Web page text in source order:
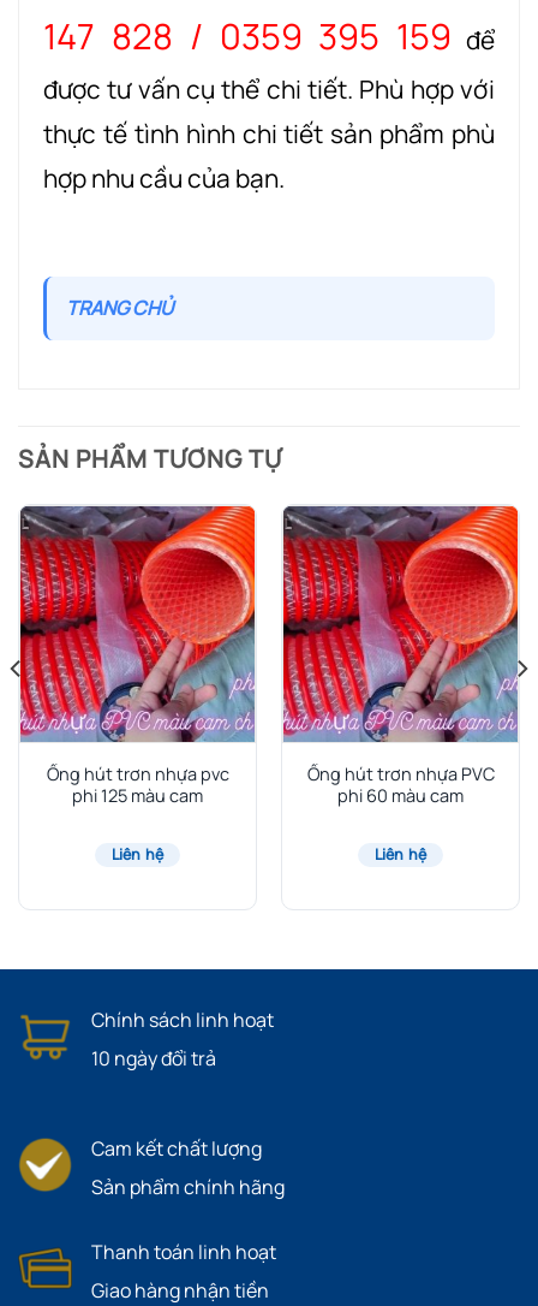
147 828 / 0359 395 159 để
được tư vấn cụ thể chi tiết. Phù hợp với
thực tế tình hình chi tiết sản phẩm phù
hợp nhu cầu của bạn.
TRANG CHỦ
SẢN PHẨM TƯƠNG TỰ
Ống hút trơn nhựa pvc
phi 125 màu cam
Liên hệ
Ống hút trơn nhựa PVC
phi 60 màu cam
Liên hệ
Chính sách linh hoạt
10 ngày đổi trả
Cam kết chất lượng
Sản phẩm chính hãng
Thanh toán linh hoạt
Giao hàng nhận tiền